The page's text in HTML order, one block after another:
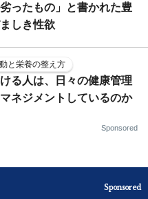
ったもの」と書かれた豊
しき性欲
と栄養の整え方
る人は、日々の健康管理
ネジメントしているのか
Sponsored
Sponsored